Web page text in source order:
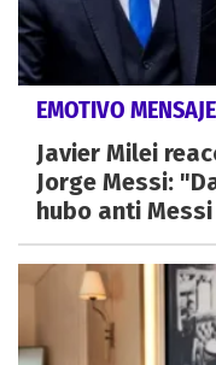
EMOTIVO MENSAJE
Javier Milei
Jorge Messi:
hubo anti